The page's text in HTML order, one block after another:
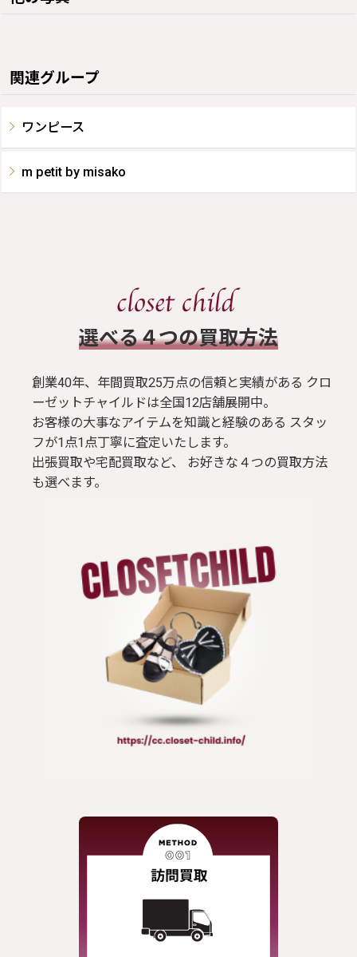
関連グループ
ワンピース
m petit by misako
​選べる４つの買取方法
創業40年、年間買取25万点の信頼と実績がある クロ
ーゼットチャイルドは全国12店舗展開中。
お客様の大事なアイテムを知識と経験のある スタッ
フが1点1点丁寧に査定いたします。
出張買取や宅配買取など、 お好きな４つの買取方法
も選べます。